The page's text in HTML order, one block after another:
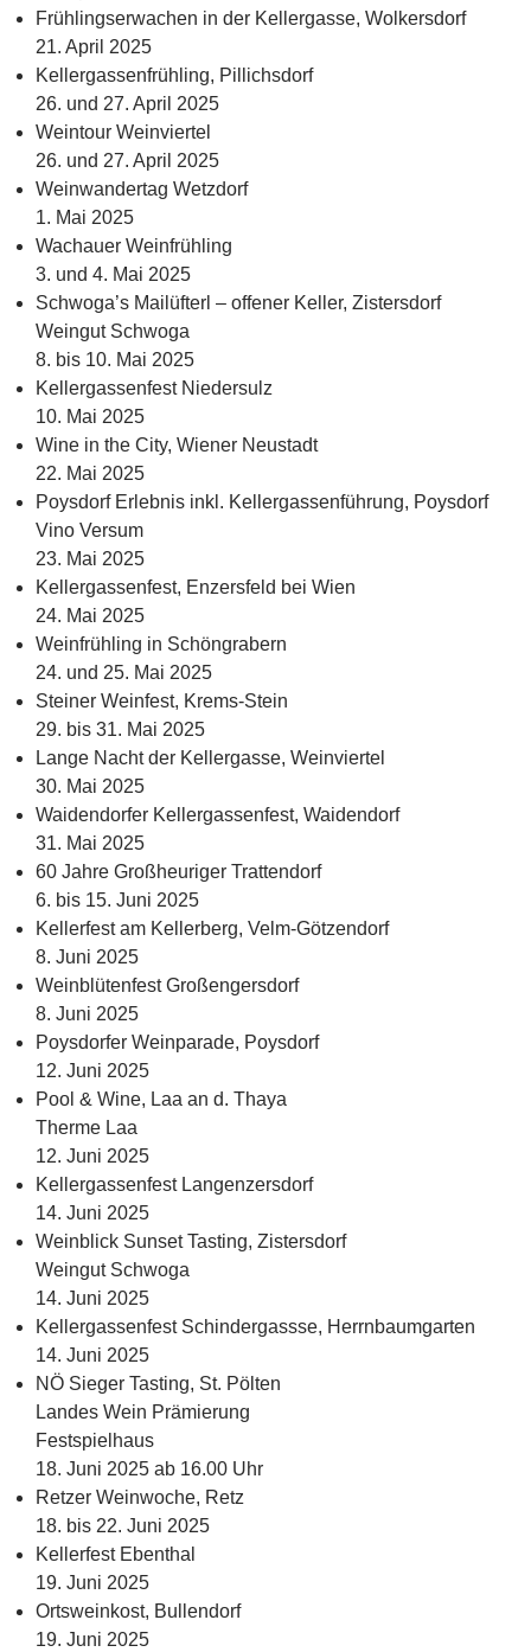
Frühlingserwachen in der Kellergasse, Wolkersdorf
21. April 2025
Kellergassenfrühling, Pillichsdorf
26. und 27. April 2025
Weintour Weinviertel
26. und 27. April 2025
Weinwandertag Wetzdorf
1. Mai 2025
Wachauer Weinfrühling
3. und 4. Mai 2025
Schwoga’s Mailüfterl – offener Keller, Zistersdorf
Weingut Schwoga
8. bis 10. Mai 2025
Kellergassenfest Niedersulz
10. Mai 2025
Wine in the City, Wiener Neustadt
22. Mai 2025
Poysdorf Erlebnis inkl. Kellergassenführung, Poysdorf
Vino Versum
23. Mai 2025
Kellergassenfest, Enzersfeld bei Wien
24. Mai 2025
Weinfrühling in Schöngrabern
24. und 25. Mai 2025
Steiner Weinfest, Krems-Stein
29. bis 31. Mai 2025
Lange Nacht der Kellergasse, Weinviertel
30. Mai 2025
Waidendorfer Kellergassenfest, Waidendorf
31. Mai 2025
60 Jahre Großheuriger Trattendorf
6. bis 15. Juni 2025
Kellerfest am Kellerberg, Velm-Götzendorf
8. Juni 2025
Weinblütenfest Großengersdorf
8. Juni 2025
Poysdorfer Weinparade, Poysdorf
12. Juni 2025
Pool & Wine, Laa an d. Thaya
Therme Laa
12. Juni 2025
Kellergassenfest Langenzersdorf
14. Juni 2025
Weinblick Sunset Tasting, Zistersdorf
Weingut Schwoga
14. Juni 2025
Kellergassenfest Schindergassse, Herrnbaumgarten
14. Juni 2025
NÖ Sieger Tasting, St. Pölten
Landes Wein Prämierung
Festspielhaus
18. Juni 2025 ab 16.00 Uhr
Retzer Weinwoche, Retz
18. bis 22. Juni 2025
Kellerfest Ebenthal
19. Juni 2025
Ortsweinkost, Bullendorf
19. Juni 2025